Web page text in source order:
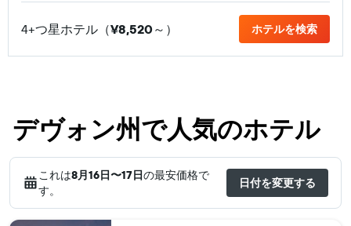
4+つ星ホテル（¥8,520​～） ホテルを検索
デヴォン州で人気のホテル
これは8月16日​〜17日の最安価格で
す。
日付を変更する